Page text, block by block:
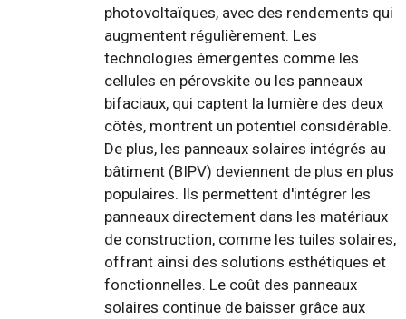
photovoltaïques, avec des rendements qui
augmentent régulièrement. Les
technologies émergentes comme les
cellules en pérovskite ou les panneaux
bifaciaux, qui captent la lumière des deux
côtés, montrent un potentiel considérable.
De plus, les panneaux solaires intégrés au
bâtiment (BIPV) deviennent de plus en plus
populaires. Ils permettent d'intégrer les
panneaux directement dans les matériaux
de construction, comme les tuiles solaires,
offrant ainsi des solutions esthétiques et
fonctionnelles. Le coût des panneaux
solaires continue de baisser grâce aux